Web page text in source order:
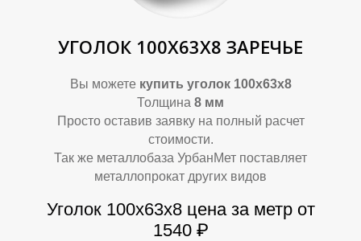
УГОЛОК 100Х63Х8 ЗАРЕЧЬЕ
Вы можете купить уголок 100х63х8
Толщина 8 мм
Просто оставив заявку на полный расчет
стоимости.
Так же металлобаза УрбанМет поставляет
металлопрокат других видов
Уголок 100х63х8 цена за метр от
1540 ₽